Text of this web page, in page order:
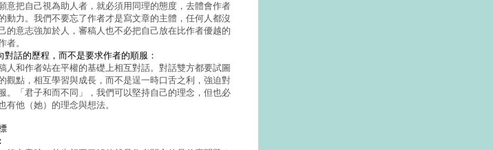
意把自己視為助人者，就必須用同理的態度，去體會作者
動力。我們不要忘了作者才是寫文章的主體，任何人都沒
的意志強加於人，審稿人也不必把自己放在比作者優越的
者。
對話的歷程，而不是要求作者的順服：
人和作者站在平權的基礎上相互對話。對話雙方都要試圖
觀點，相互學習與成長，而不是逞一時口舌之利，強迫對
。「君子和而不同」，我們可以堅持自己的理念，但也必
有他（她）的理念與想法。